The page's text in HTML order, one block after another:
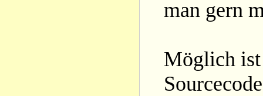
man gern
Möglich ist